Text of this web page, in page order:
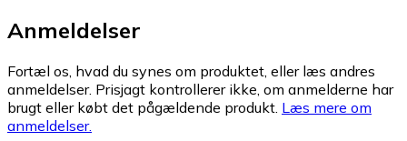
Anmeldelser
Fortæl os, hvad du synes om produktet, eller læs andres
anmeldelser. Prisjagt kontrollerer ikke, om anmelderne har
brugt eller købt det pågældende produkt. Læs mere om
anmeldelser.